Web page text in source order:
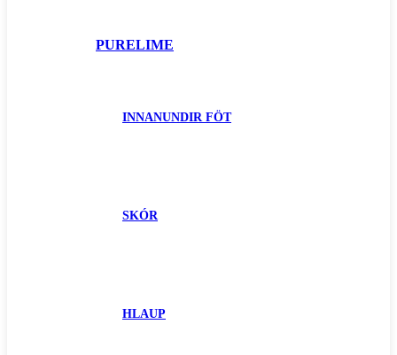
PURELIME
INNANUNDIR FÖT
SKÓR
HLAUP